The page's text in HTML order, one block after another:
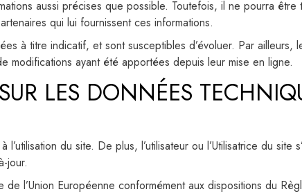
aussi précises que possible. Toutefois, il ne pourra
qui lui fournissent ces informations.
à titre indicatif, et sont susceptibles d’évoluer. Par ailleurs,
modifications ayant été apportées depuis leur mise en ligne.
LES DONNÉES
du site. De plus, l’utilisateur ou l’Utilisatrice du site
jour.
l’Union Européenne conformément aux dispositions du